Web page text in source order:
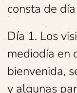
consta de
Día 1. Los
mediodía en
bienvenida,
y algunas